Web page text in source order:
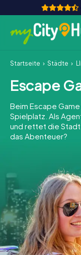
So
Städte
Touren
Teamevent
INT
ES
IT
Startseite Städte
Escape
Beim Escape Game
Spielplatz. Als
und rettet die
das Abenteuer?